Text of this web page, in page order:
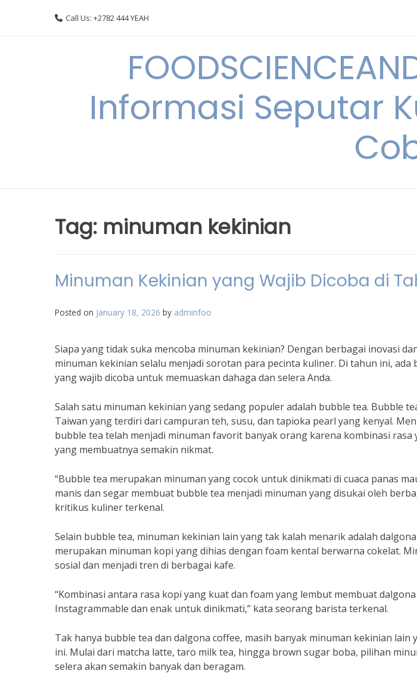
Call Us: +2782 444 YEAH
Informasi Seputar
Tag: minuman kekinian
Minuman Kekinian yang Wajib Dicoba di
Posted on January 18, 2026 by adminfoo
Siapa yang tidak suka mencoba minuman kekinian? Dengan berbagai inovasi
minuman kekinian selalu menjadi sorotan para pecinta kuliner. Di tahun ini, ada
yang wajib dicoba untuk memuaskan dahaga dan selera Anda.
Salah satu minuman kekinian yang sedang populer adalah bubble tea. Bubble
Taiwan yang terdiri dari campuran teh, susu, dan tapioka pearl yang kenyal.
bubble tea telah menjadi minuman favorit banyak orang karena kombinasi
yang membuatnya semakin nikmat.
“Bubble tea merupakan minuman yang cocok untuk dinikmati di cuaca panas
manis dan segar membuat bubble tea menjadi minuman yang disukai oleh
kritikus kuliner terkenal.
Selain bubble tea, minuman kekinian lain yang tak kalah menarik adalah
merupakan minuman kopi yang dihias dengan foam kental berwarna cokelat.
sosial dan menjadi tren di berbagai kafe.
“Kombinasi antara rasa kopi yang kuat dan foam yang lembut membuat
Instagrammable dan enak untuk dinikmati,” kata seorang barista terkenal.
Tak hanya bubble tea dan dalgona coffee, masih banyak minuman kekinian lain
ini. Mulai dari matcha latte, taro milk tea, hingga brown sugar boba, pilihan
selera akan semakin banyak dan beragam.